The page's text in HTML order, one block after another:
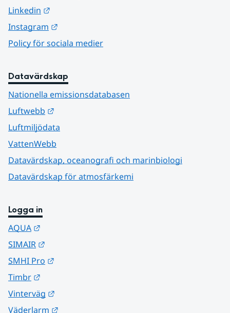
Linkedin
Instagram
Policy för sociala medier
Datavärdskap
Nationella emissionsdatabasen
Luftwebb
Luftmiljödata
VattenWebb
Datavärdskap, oceanografi och marinbiologi
Datavärdskap för atmosfärkemi
Logga in
AQUA
SIMAIR
SMHI Pro
Timbr
Vinterväg
Väderlarm